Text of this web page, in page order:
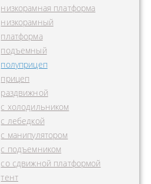
низкорамная платформа
низкорамный
платформа
подъемный
полуприцеп
прицеп
раздвижной
с холодильником
с лебедкой
с манипулятором
с подъемником
со сдвижной платформой
тент